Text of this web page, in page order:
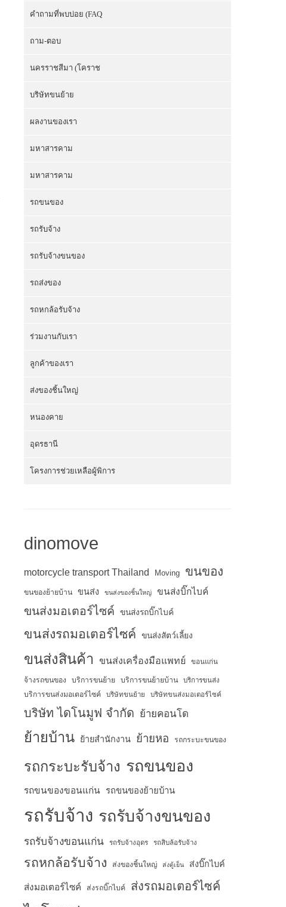
คำถามที่พบบ่อย (FAQ
ถาม-ตอบ
นครราชสีมา (โคราช
บริษัทขนย้าย
ผลงานของเรา
มหาสารคาม
มหาสารคาม
รถขนของ
รถรับจ้าง
รถรับจ้างขนของ
รถส่งของ
รถหกล้อรับจ้าง
ร่วมงานกับเรา
ลูกค้าของเรา
ส่งของชิ้นใหญ่
หนองคาย
อุดรธานี
โครงการช่วยเหลือผู้พิการ
dinomove
motorcycle transport Thailand Moving ขนของ
ขนของย้ายบ้าน ขนส่ง ขนส่งของชิ้นใหญ่ ขนส่งบิ๊กไบค์
ขนส่งมอเตอร์ไซค์ ขนส่งรถบิ๊กไบค์
ขนส่งรถมอเตอร์ไซค์ ขนส่งสัตว์เลี้ยง
ขนส่งสินค้า ขนส่งเครื่องมือแพทย์ ขอนแก่น
จ้างรถขนของ บริการขนย้าย บริการขนย้ายบ้าน บริการขนส่ง
บริการขนส่งมอเตอร์ไซค์ บริษัทขนย้าย บริษัทขนส่งมอเตอร์ไซค์
บริษัท ไดโนมูฟ จำกัด ย้ายคอนโด
ย้ายบ้าน ย้ายสำนักงาน ย้ายหอ รถกระบะขนของ
รถกระบะรับจ้าง รถขนของ
รถขนของขอนแก่น รถขนของย้ายบ้าน
รถรับจ้าง รถรับจ้างขนของ
รถรับจ้างขอนแก่น รถรับจ้างอุดร รถสิบล้อรับจ้าง
รถหกล้อรับจ้าง ส่งของชิ้นใหญ่ ส่งตู้เย็น ส่งบิ๊กไบค์
ส่งมอเตอร์ไซค์ ส่งรถบิ๊กไบค์ ส่งรถมอเตอร์ไซค์